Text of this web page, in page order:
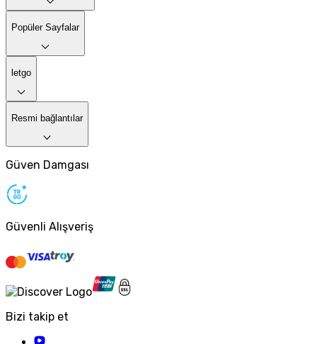
Popüler Sayfalar
letgo
Resmi bağlantılar
Güven Damgası
Güvenli Alışveriş
Bizi takip et